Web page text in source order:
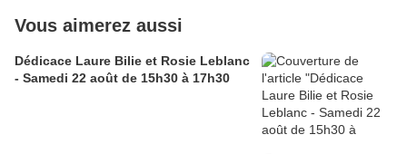
Vous aimerez aussi
Dédicace Laure Bilie et Rosie Leblanc
- Samedi 22 août de 15h30 à 17h30